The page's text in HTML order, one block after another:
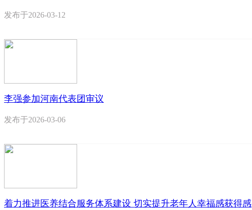
发布于2026-03-12
李强参加河南代表团审议
发布于2026-03-06
着力推进医养结合服务体系建设 切实提升老年人幸福感获得感